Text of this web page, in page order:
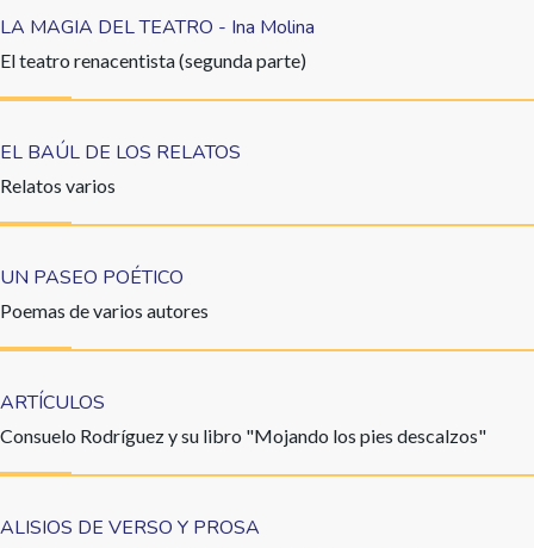
LA MAGIA DEL TEATRO - Ina Molina
El teatro renacentista (segunda parte)
EL BAÚL DE LOS RELATOS
Relatos varios
UN PASEO POÉTICO
Poemas de varios autores
ARTÍCULOS
Consuelo Rodríguez y su libro "Mojando los pies descalzos"
ALISIOS DE VERSO Y PROSA